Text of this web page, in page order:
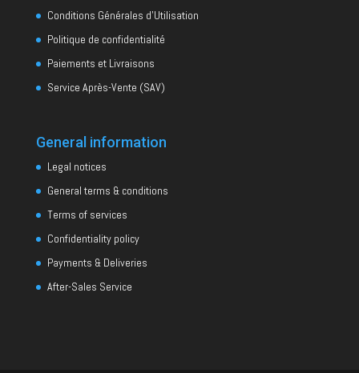
Conditions Générales d’Utilisation
Politique de confidentialité
Paiements et Livraisons
Service Après-Vente (SAV)
General information
Legal notices
General terms & conditions
Terms of services
Confidentiality policy
Payments & Deliveries
After-Sales Service